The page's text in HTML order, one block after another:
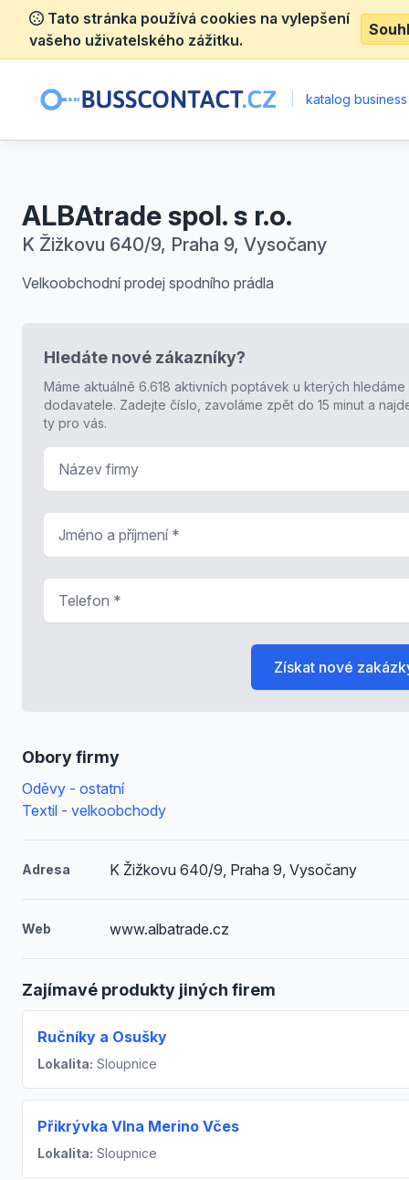
Tato stránka používá cookies na vylepšení
vašeho uživatelského zážitku.
katalog
ALBAtrade spol. s r.o.
K Žižkovu 640/9, Praha 9, Vysočany
Velkoobchodní prodej spodního prádla
Obory firmy
Oděvy - ostatní
Textil - velkoobchody
Adresa K Žižkovu 640/9, Praha 9, Vysočany
Web www.albatrade.cz
Zajímavé produkty jiných firem
Ručníky a Osušky
Lokalita: Sloupnice
Přikrývka Vlna Merino Včes
Lokalita: Sloupnice
Hledáte nové zákazníky?
Máme aktuálně 6.618 aktivních poptávek u kterých hledáme
dodavatele. Zadejte číslo, zavoláme zpět do 15 minut a
ty pro vás.
Získat nové